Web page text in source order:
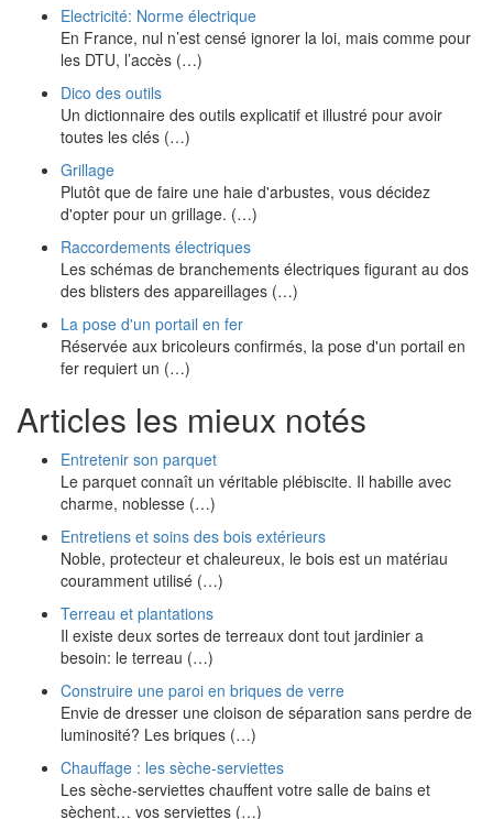
Electricité: Norme électrique
En France, nul n’est censé ignorer la loi, mais comme pour
les DTU, l’accès (…)
Dico des outils
Un dictionnaire des outils explicatif et illustré pour avoir
toutes les clés (…)
Grillage
Plutôt que de faire une haie d'arbustes, vous décidez
d'opter pour un grillage. (…)
Raccordements électriques
Les schémas de branchements électriques figurant au dos
des blisters des appareillages (…)
La pose d'un portail en fer
Réservée aux bricoleurs confirmés, la pose d'un portail en
fer requiert un (…)
Articles les mieux notés
Entretenir son parquet
Le parquet connaît un véritable plébiscite. Il habille avec
charme, noblesse (…)
Entretiens et soins des bois extérieurs
Noble, protecteur et chaleureux, le bois est un matériau
couramment utilisé (…)
Terreau et plantations
Il existe deux sortes de terreaux dont tout jardinier a
besoin: le terreau (…)
Construire une paroi en briques de verre
Envie de dresser une cloison de séparation sans perdre de
luminosité? Les briques (…)
Chauffage : les sèche-serviettes
Les sèche-serviettes chauffent votre salle de bains et
sèchent… vos serviettes (…)